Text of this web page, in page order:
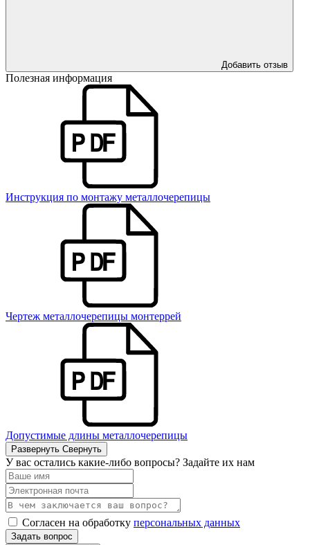
Добавить отзыв
Полезная информация
Инструкция по монтажу металлочерепицы
Чертеж металлочерепицы монтеррей
Допустимые длины металлочерепицы
Развернуть Свернуть
У вас остались какие-либо вопросы? Задайте их нам
Согласен на обработку персональных данных
Задать вопрос